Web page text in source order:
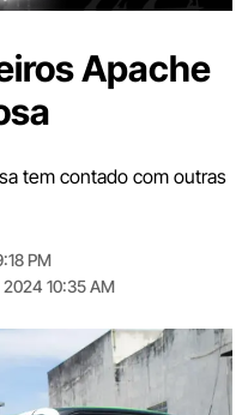
Apache
tem contado com outras
PM
2024 10:35 AM